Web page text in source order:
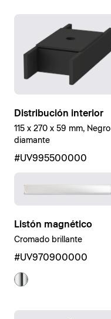
Distribución interior
115 x 270 x 59 mm, Negro
diamante
#UV995500000
Listón magnético
Cromado brillante
#UV970900000